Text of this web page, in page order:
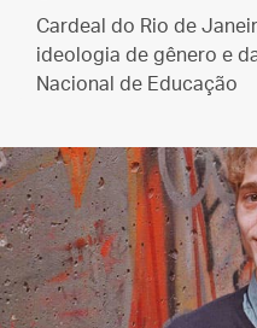
Cardeal do Rio de
ideologia de gênero e
Nacional de Educação